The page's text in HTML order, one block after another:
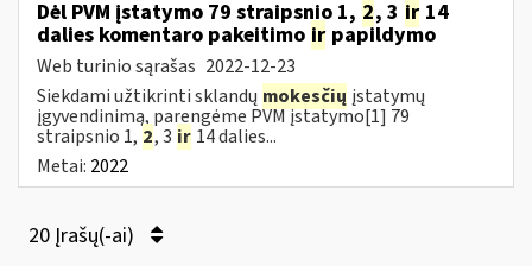
Dėl PVM įstatymo 79 straipsnio 1, 2, 3 ir 14
dalies komentaro pakeitimo ir papildymo
Web turinio sąrašas 2022-12-23
Siekdami užtikrinti sklandų mokesčių įstatymų
įgyvendinimą, parengėme PVM įstatymo[1] 79
straipsnio 1, 2, 3 ir 14 dalies...
Metai: 2022
20 Įrašų(-ai)